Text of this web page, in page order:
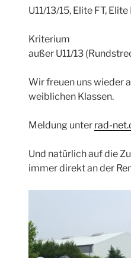
U11/13/15, Elite FT,
Kriterium
außer U11/13
Wir freuen uns wieder
weiblichen Klassen.
Meldung unter rad-
Und natürlich auf die
immer direkt an der